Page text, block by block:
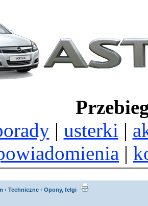
| usterki |
|
‹ Techniczne ‹ Opony, felgi